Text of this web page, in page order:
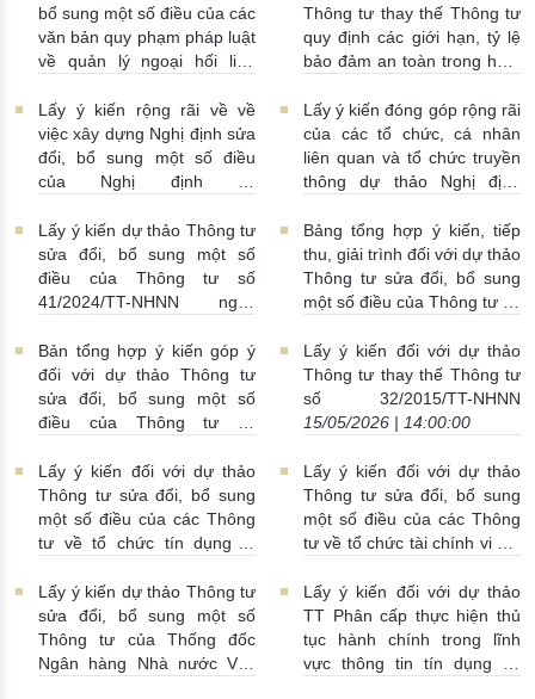
chống rửa tiền số
14/2022/QH15 và Luật Các
tổ chức tín dụng số
17:01:00
thanh toán không dùng tiền
mặt 03/06/2026 | 17:20:00
bổ sung một số điều của các
văn bản quy phạm pháp luật
về quản lý ngoại hối liên
ứng dịch vụ ngoại hối của
các tổ chức không phải là tổ
chức tín dụng
01/06/2026 |
04:51:00
Thông tư thay thế Thông tư
quy định các giới hạn, tỷ lệ
bảo đảm an toàn trong hoạt
triển Việt Nam
01/06/2026 |
00:14:00
Lấy ý kiến rộng rãi về về
việc xây dựng Nghị định sửa
đổi, bổ sung một số điều
của Nghị định số
03/4/2012 của Chính phủ về
quản lý hoạt động kinh
doanh vàng 29/05/2026 |
10:29:00
Lấy ý kiến đóng góp rộng rãi
của các tổ chức, cá nhân
liên quan và tổ chức truyền
thông dự thảo Nghị định
điều của Nghị định
94/2025/NĐ-CP
28/05/2026
| 08:00:00
Lấy ý kiến dự thảo Thông tư
sửa đổi, bổ sung một số
điều của Thông tư số
41/2024/TT-NHNN ngày
09:54:00
Bảng tổng hợp ý kiến, tiếp
thu, giải trình đối với dự thảo
Thông tư sửa đổi, bổ sung
một số điều của Thông tư số
tư số 14/2024/TT-NHNN (dự
thảo Thông tư)
20/05/2026 |
14:01:00
Bản tổng hợp ý kiến góp ý
đối với dự thảo Thông tư
sửa đổi, bổ sung một số
điều của Thông tư số
bởi Thông tư số
28/2025/TT-NHNN (dự thảo
Thông tư)
19/05/2026 |
16:00:00
Lấy ý kiến đối với dự thảo
Thông tư thay thế Thông tư
số 32/2015/TT-NHNN
15/05/2026 | 14:00:00
Lấy ý kiến đối với dự thảo
Thông tư sửa đổi, bổ sung
một số điều của các Thông
tư về tổ chức tín dụng là
giảm, phân cấp, đơn giản
hóa thủ tục hành chính
14/05/2026 | 09:37:00
Lấy ý kiến đối với dự thảo
Thông tư sửa đổi, bổ sung
một số điều của các Thông
tư về tổ chức tài chính vi mô
phân cấp, đơn giản hóa thủ
tục hành chính 14/05/2026 |
09:23:00
Lấy ý kiến dự thảo Thông tư
sửa đổi, bổ sung một số
Thông tư của Thống đốc
Ngân hàng Nhà nước Việt
Lấy ý kiến đối với dự thảo
TT Phân cấp thực hiện thủ
tục hành chính trong lĩnh
vực thông tin tín dụng và